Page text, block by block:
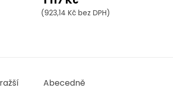
(923,14 Kč bez DPH)
Abecedně